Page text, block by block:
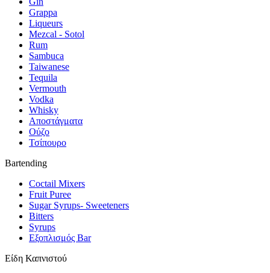
Grappa
Liqueurs
Mezcal - Sotol
Rum
Sambuca
Taiwanese
Tequila
Vermouth
Vodka
Whisky
Αποστάγματα
Ούζο
Τσίπουρο
Bartending
Coctail Mixers
Fruit Puree
Sugar Syrups- Sweeteners
Bitters
Syrups
Εξοπλισμός Bar
Είδη Καπνιστού